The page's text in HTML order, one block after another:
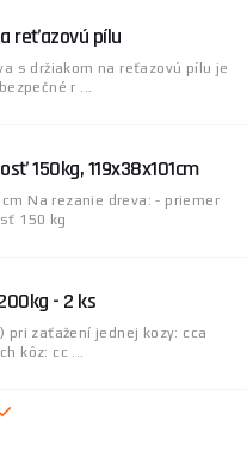
reťazovú pílu
s držiakom na reťazovú pílu je
r ...
150kg, 119x38x101cm
Na rezanie dreva: - priemer
150 kg
- 2 ks
pri zaťažení jednej kozy: cca
kôz: cc ...